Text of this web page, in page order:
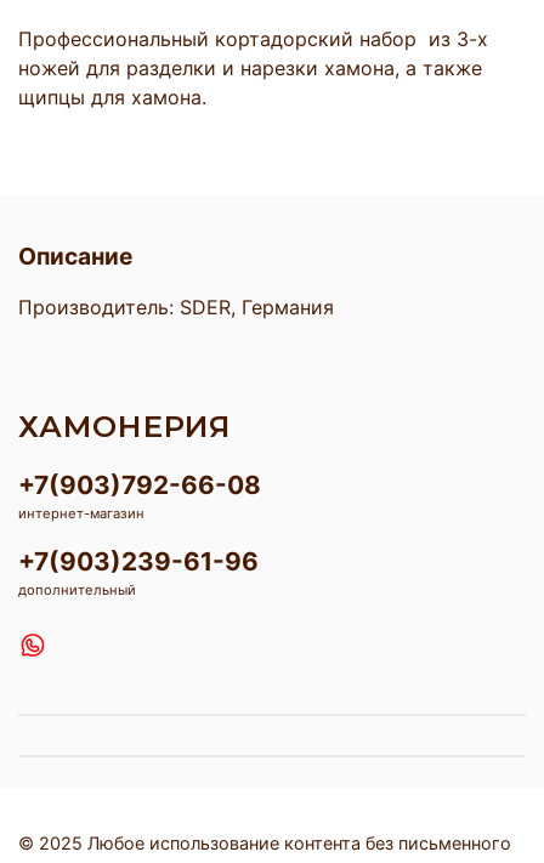
Профессиональный кортадорский набор из 3-х
ножей для разделки и нарезки хамона, а также
щипцы для хамона.
Описание
Производитель: SDER, Германия
+7(903)792-66-08
интернет-магазин
+7(903)239-61-96
дополнительный
ХАМОНЕРИЯ
© 2025 Любое использование контента без письменного